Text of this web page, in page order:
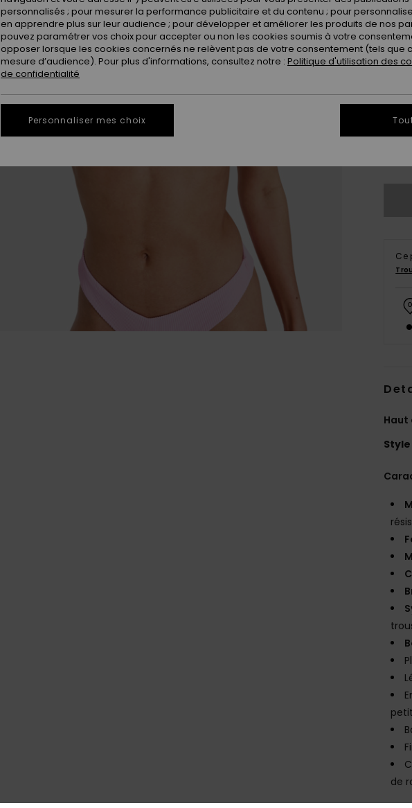
XS
Ce
Haut
Style
de
personnalisés ; pour mesurer la performance publicitaire et du contenu ; pour
en apprendre plus sur leur audience ; pour développer et améliorer les produits de nos
pouvez paramétrer vos choix pour accepter ou non les cookies soumis à votre
opposer lorsque les cookies concernés ne relèvent pas de votre consentement (tels que
mesure d’audience). Pour plus d'informations, consultez notre : Politique d'utilisation des
de confidentialité
Personnaliser mes choix